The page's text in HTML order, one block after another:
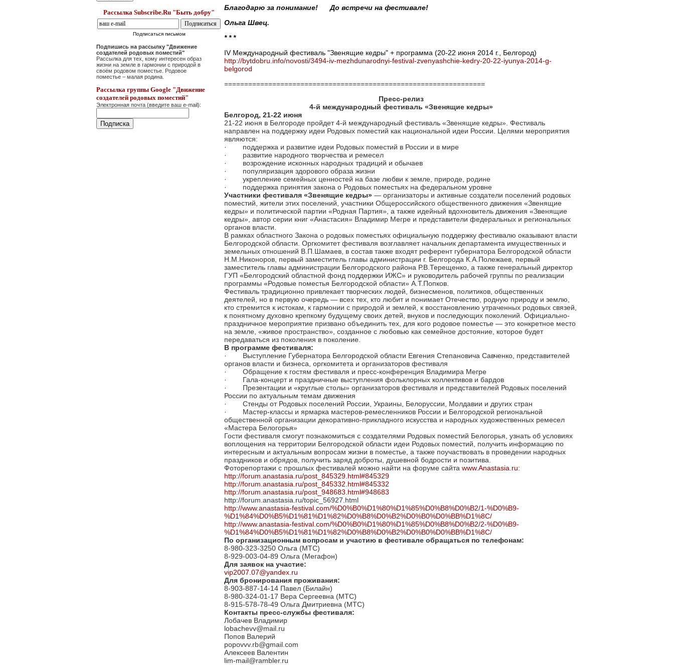
Рассылка Subscribe.Ru "Быть добру"
Подписаться письмом
Подпишись на рассылку "Движение
создателей родовых поместий"
Рассылка для тех, кому интересен образ
жизни на земле в гармонии с природой в
своём родовом поместье. Родовое
поместье – малая родина.
Рассылка группы Google "Движение
создателей родовых поместий"
Электронная почта (введите ваш e-mail):
Благодарю за понимание! До встречи на фестивале!
Ольга Швец.
* * *
IV Международный фестиваль "Звенящие кедры" + программа (20-22 июня 2014 г., Белгород)
http://bytdobru.info/novosti/3494-iv-mezhdunarodnyi-festival-zvenyashchie-kedry-20-22-iyunya-2014-g-
belgorod
=================================================================
Пресс-релиз
4-й международный фестиваль «Звенящие кедры»
Белгород, 21-22 июня
21-22 июня в Белгороде пройдет 4-й международный фестиваль «Звенящие кедры». Фестиваль
направлен на поддержку идеи Родовых поместий как национальной идеи России. Целями мероприятия
являются:
·
поддержка и развитие идеи Родовых поместий в России и в мире
·
развитие народного творчества и ремесел
·
возрождение исконных народных традиций и обычаев
·
популяризация здорового образа жизни
·
укрепление семейных ценностей на базе любви к земле, природе, родине
·
поддержка принятия закона о Родовых поместьях на федеральном уровне
Участники фестиваля «Звенящие кедры» — организаторы и активные создатели поселений родовых
поместий, жители этих поселений, участники Общероссийского общественного движения «Звенящие
кедры» и политической партии «Родная Партия», а также идейный вдохновитель движения «Звенящие
кедры», автор серии книг «Анастасия» Владимир Мегре и представители федеральных и региональных
органов власти.
В рамках областного Закона о родовых поместьях официальную поддержку фестивалю оказывают власти
Белгородской области. Оргкомитет фестиваля возглавляет начальник департамента имущественных и
земельных отношений В.П.Шамаев, в состав также входят референт губернатора Белгородской области
Н.М.Никоноров, первый заместитель главы администрации г. Белгорода К.А.Полежаев, первый
заместитель главы администрации Белгородского района Р.В.Терещенко, а также генеральный директор
ГУП «Белгородский областной фонд поддержки ИЖС» и руководитель рабочей группы по реализации
программы «Родовые поместья Белгородской области» А.Т.Попков.
Фестиваль традиционно привлекает творческих людей, бизнесменов, политиков, общественных
деятелей, но в первую очередь — всех тех, кто любит и понимает Отечество, родную природу и землю,
кто стремится к истокам, к гармонии с природой и землей, к восстановлению утраченных родовых связей,
к понятному духовно крепкому будущему своих детей, внуков и последующих поколений. Официально-
праздничное мероприятие призвано объединить тех, для кого родовое поместье — это конкретное место
на земле, «живое пространство», созданное с любовью как семейное достояние, которое будет
передаваться из поколения в поколение.
В программе фестиваля:
·
Выступление Губернатора Белгородской области Евгения Степановича Савченко, представителей
органов власти и бизнеса, оргкомитета и организаторов фестиваля
·
Обращение к гостям фестиваля и пресс-конференция Владимира Мегре
·
Гала-концерт и праздничные выступления фольклорных коллективов и бардов
·
Презентации и «круглые столы» организаторов фестиваля и представителей Родовых поселений
России по актуальным темам движения
·
Стенды от Родовых поселений России, Украины, Белоруссии, Молдавии и других стран
·
Мастер-классы и ярмарка мастеров-ремесленников России и Белгородской региональной
общественной организации декоративно-прикладного искусства и народных художественных ремесел
«Мастера Белогорья»
Гости фестиваля смогут познакомиться с создателями Родовых поместий Белогорья, узнать об условиях
воплощения на территории Белгородской области идеи Родовых поместий, получить информацию по
интересным и актуальным вопросам жизни в поместье, а также поучаствовать в проведении народных
праздников и обрядов, получить заряд доброты, душевной бодрости и позитива.
Фоторепортажи с прошлых фестивалей можно найти на форуме сайта www.Anastasia.ru:
http://forum.anastasia.ru/post_845329.html#845329
http://forum.anastasia.ru/post_845332.html#845332
http://forum.anastasia.ru/post_948683.html#948683
http://forum.anastasia.ru/topic_56927.html
http://www.anastasia-festival.com/%D0%B0%D1%80%D1%85%D0%B8%D0%B2/1-%D0%B9-
%D1%84%D0%B5%D1%81%D1%82%D0%B8%D0%B2%D0%B0%D0%BB%D1%8C/
http://www.anastasia-festival.com/%D0%B0%D1%80%D1%85%D0%B8%D0%B2/2-%D0%B9-
%D1%84%D0%B5%D1%81%D1%82%D0%B8%D0%B2%D0%B0%D0%BB%D1%8C/
По организационным вопросам и участию в фестивале обращаться по телефонам:
8-980-323-3250 Ольга (МТС)
8-929-003-04-89 Ольга (Мегафон)
Для заявок на участие:
vip2007.07@yandex.ru
Для бронирования проживания:
8-903-887-14-14 Павел (Билайн)
8-980-324-01-17 Вера Сергеевна (МТС)
8-915-578-78-49 Ольга Дмитриевна (МТС)
Контакты пресс-службы фестиваля:
Лобачев Владимир
lobachevv@mail.ru
Попов Валерий
popovvv.rb@gmail.com
Алексеев Валентин
lim-mail@rambler.ru